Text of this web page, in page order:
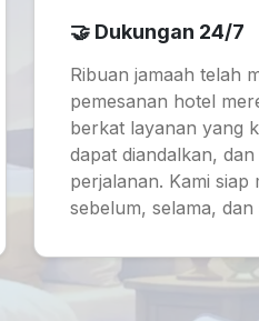
🤝 Dukungan 24/7
Ribuan jamaah telah
pemesanan hotel
berkat layanan yang
dapat diandalkan,
perjalanan. Kami siap
sebelum, selama,